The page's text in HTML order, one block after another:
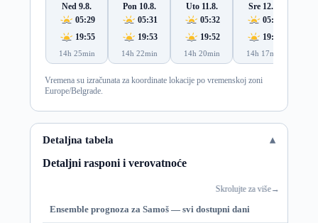
Ned 9.8.
05:29
19:55
14h 25min
Pon 10.8.
05:31
19:53
14h 22min
Uto 11.8.
05:32
19:52
14h 20min
Sre 12.8.
05:33
19:50
14h 17min
Vremena su izračunata za koordinate lokacije po vremenskoj zoni
Europe/Belgrade.
Detaljna tabela
Detaljni rasponi i verovatnoće
Skrolujte za više→
Ensemble prognoza za Samoš — svi dostupni dani